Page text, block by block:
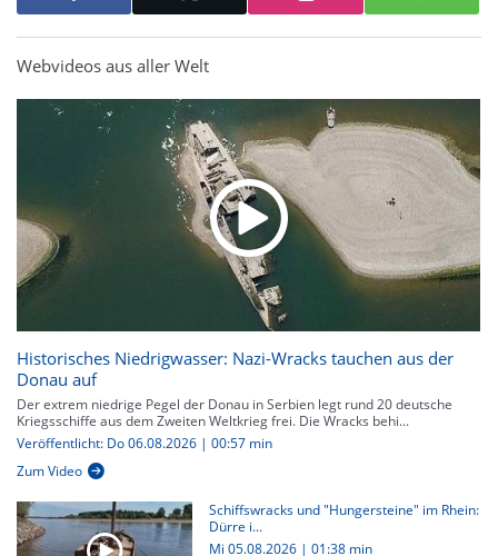
Webvideos aus aller Welt
Historisches Niedrigwasser: Nazi-Wracks tauchen aus der
Donau auf
Der extrem niedrige Pegel der Donau in Serbien legt rund 20 deutsche
Kriegsschiffe aus dem Zweiten Weltkrieg frei. Die Wracks behi...
Veröffentlicht: Do 06.08.2026 | 00:57 min
Zum Video
Schiffswracks und "Hungersteine" im Rhein:
Dürre i...
Mi 05.08.2026 | 01:38 min